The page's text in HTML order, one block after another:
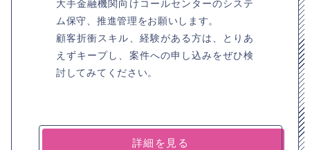
大手金融機関向けコールセンターのシステ
ム保守、推進管理をお願いします。
顧客折衝スキル、経験がある方は、とりあ
えずキープし、案件への申し込みをぜひ検
討してみてください。
詳細を見る